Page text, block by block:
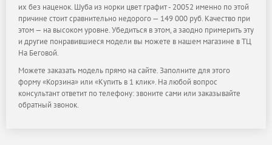
их без наценок. Шуба из норки цвет графит - 20052 именно по этой
причине стоит сравнительно недорого — 149 000 руб. Качество при
этом — на высоком уровне. Убедиться в этом, а заодно примерить эту
и другие понравившиеся модели вы можете в нашем магазине в ТЦ
На Беговой.
Можете заказать модель прямо на сайте. Заполните для этого
форму «Корзина» или «Купить в 1 клик». На любой вопрос
консультант ответит по телефону: звоните сами или заказывайте
обратный звонок.